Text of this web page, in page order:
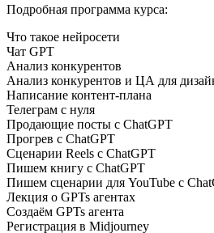
Подробная программа курса:
Что такое нейросети
Чат GPT
Анализ конкурентов
Анализ конкурентов и ЦА для
Написание контент-плана
Телеграм с нуля
Продающие посты с ChatGPT
Прогрев с ChatGPT
Сценарии Reels с ChatGPT
Пишем книгу с ChatGPT
Пишем сценарии для YouTube с
Лекция о GPTs агентах
Создаём GPTs агента
Регистрация в Midjourney